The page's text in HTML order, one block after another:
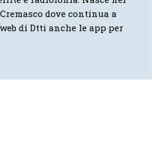
dove continua a
di Dtti anche le app per